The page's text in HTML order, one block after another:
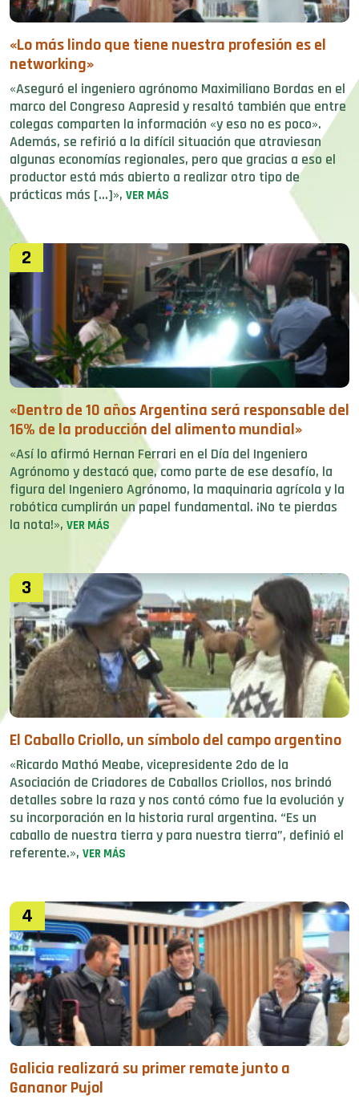
«Lo más lindo que tiene nuestra profesión es el
networking»
«Aseguró el ingeniero agrónomo Maximiliano Bordas en el
marco del Congreso Aapresid y resaltó también que entre
colegas comparten la información «y eso no es poco».
Además, se refirió a la difícil situación que atraviesan
algunas economías regionales, pero que gracias a eso el
productor está más abierto a realizar otro tipo de
prácticas más […]», VER MÁS
2
«Dentro de 10 años Argentina será responsable del
16% de la producción del alimento mundial»
«Así lo afirmó Hernan Ferrari en el Día del Ingeniero
Agrónomo y destacó que, como parte de ese desafío, la
figura del Ingeniero Agrónomo, la maquinaria agrícola y la
robótica cumplirán un papel fundamental. ¡No te pierdas
la nota!», VER MÁS
3
El Caballo Criollo, un símbolo del campo argentino
«Ricardo Mathó Meabe, vicepresidente 2do de la
Asociación de Criadores de Caballos Criollos, nos brindó
detalles sobre la raza y nos contó cómo fue la evolución y
su incorporación en la historia rural argentina. “Es un
caballo de nuestra tierra y para nuestra tierra”, definió el
referente.», VER MÁS
4
Galicia realizará su primer remate junto a
Gananor Pujol